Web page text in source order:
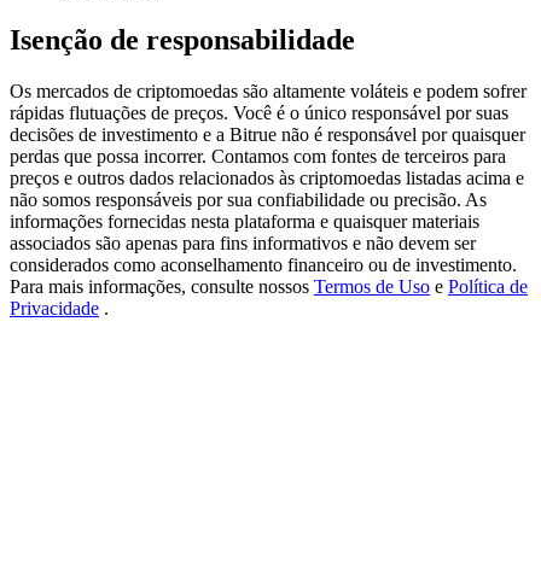
Precious Metals Trading Carnival
USDT New User Exclusive 10% APR
USDT Flexible Staking | Daily Rewards
BTC New User Exclusive: 6.5% APR
Isenção de responsabilidade
Os mercados de criptomoedas são altamente voláteis e podem sofrer
rápidas flutuações de preços. Você é o único responsável por suas
decisões de investimento e a Bitrue não é responsável por quaisquer
perdas que possa incorrer. Contamos com fontes de terceiros para
preços e outros dados relacionados às criptomoedas listadas acima e
não somos responsáveis por sua confiabilidade ou precisão. As
informações fornecidas nesta plataforma e quaisquer materiais
associados são apenas para fins informativos e não devem ser
considerados como aconselhamento financeiro ou de investimento.
Para mais informações, consulte nossos Termos de Uso e Política de
Privacidade .